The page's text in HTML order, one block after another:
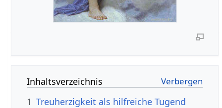
Inhaltsverzeichnis
1 Treuherzigkeit als hilfreiche Tugend